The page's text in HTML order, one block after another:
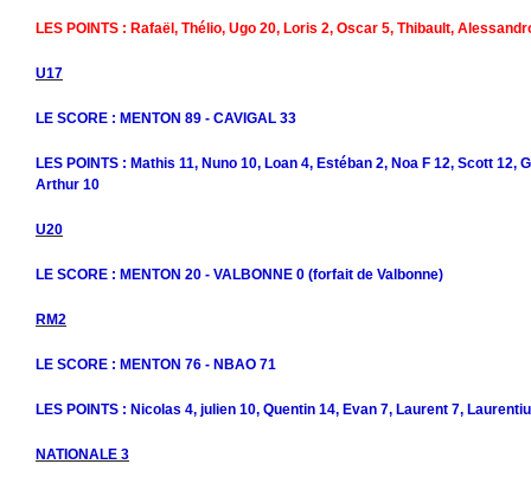
LES POINTS : Rafaël, Thélio, Ugo 20, Loris 2, Oscar 5, Thibault,
U17
LE SCORE : MENTON 89 - CAVIGAL 33
LES POINTS : Mathis 11, Nuno 10, Loan 4, Estéban 2, Noa F 12, Scott 12,
Arthur 10
U20
LE SCORE : MENTON 20 - VALBONNE 0 (forfait de Valbonne)
RM2
LE SCORE : MENTON 76 - NBAO 71
LES POINTS : Nicolas 4, julien 10, Quentin 14, Evan 7, Laurent 7,
NATIONALE 3